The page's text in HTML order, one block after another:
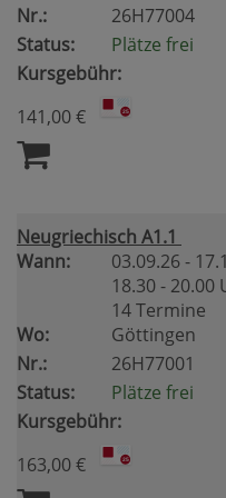
Nr.:
26H77004
Status:
Plätze frei
Kursgebühr:
141,00 €
Neugriechisch A1.1
Wann:
03.09.26 -
18.30 - 20.00
14 Termine
Wo:
Göttingen
Nr.:
26H77001
Status:
Plätze frei
Kursgebühr:
163,00 €